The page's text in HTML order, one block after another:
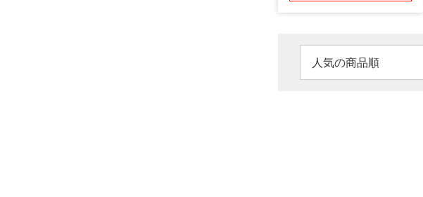
人気の商品順